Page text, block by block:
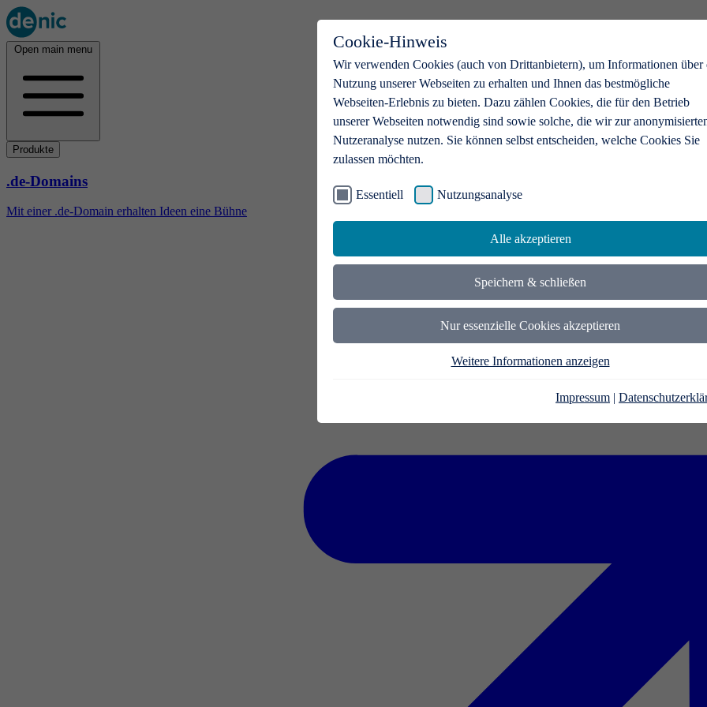
Cookie-Hinweis
Wir verwenden Cookies (auch von Drittanbietern), um Informationen über
Nutzung unserer Webseiten zu erhalten und Ihnen das bestmögliche
Webseiten-Erlebnis zu bieten. Dazu zählen Cookies, die für den Betrieb
unserer Webseiten notwendig sind sowie solche, die wir zur
Nutzeranalyse nutzen. Sie können selbst entscheiden, welche Cookies Sie
zulassen möchten.
Essentiell Nutzungsanalyse
Alle akzeptieren
Speichern & schließen
Nur essenzielle Cookies akzeptieren
Weitere Informationen anzeigen
Impressum |
Open main menu
Produkte
.de-Domains
Mit einer .de-Domain erhalten Ideen eine Bühne